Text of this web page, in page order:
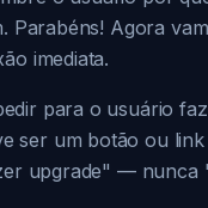
Agora
imediata.
para o usuário
ser um botão ou
upgrade" — nunca